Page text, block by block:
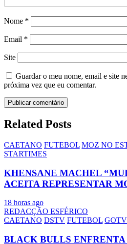
Nome *
Email *
Site
Guardar o meu nome, email e site
próxima vez que eu comentar.
Related Posts
CAETANO FUTEBOL MOZ NO
STARTIMES
KHENSANE MACHEL
ACEITA REPRESENTAR
18 horas ago
REDACÇÃO ESFÉRICO
CAETANO DSTV FUTEBOL GOTV
BLACK BULLS